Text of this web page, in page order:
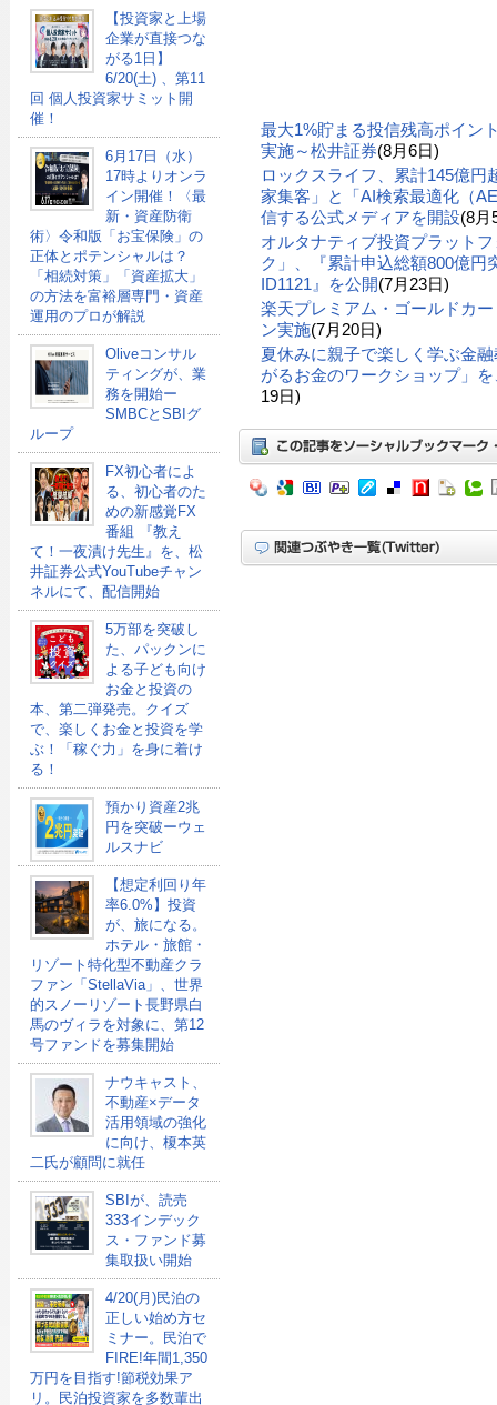
【投資家と上場
企業が直接つな
がる1日】
6/20(土) 、第11
回 個人投資家サミット開
催！
6月17日（水）
17時よりオンラ
イン開催！〈最
新・資産防衛
術〉令和版「お宝保険」の
正体とポテンシャルは？
「相続対策」「資産拡大」
の方法を富裕層専門・資産
運用のプロが解説
Oliveコンサル
ティングが、業
務を開始ー
SMBCとSBIグ
ループ
FX初心者によ
る、初心者のた
めの新感覚FX
番組 『教え
て！一夜漬け先生』を、松
井証券公式YouTubeチャン
ネルにて、配信開始
5万部を突破し
た、パックンに
よる子ども向け
お金と投資の
本、第二弾発売。クイズ
で、楽しくお金と投資を学
ぶ！「稼ぐ力」を身に着け
る！
預かり資産2兆
円を突破ーウェ
ルスナビ
【想定利回り年
率6.0%】投資
が、旅になる。
ホテル・旅館・
リゾート特化型不動産クラ
ファン「StellaVia」、世界
的スノーリゾート長野県白
馬のヴィラを対象に、第12
号ファンドを募集開始
ナウキャスト、
不動産×データ
活用領域の強化
に向け、榎本英
二氏が顧問に就任
SBIが、読売
333インデック
ス・ファンド募
集取扱い開始
4/20(月)民泊の
正しい始め方セ
ミナー。民泊で
FIRE!年間1,350
万円を目指す!節税効果ア
リ。民泊投資家を多数輩出
最大1%貯まる投信残高ポイン
実施～松井証券(8月6日)
ロックスライフ、累計145億円
家集客」と「AI検索最適化（
信する公式メディアを開設(8月
オルタナティブ投資プラット
ク」、『累計申込総額800億円
ID1121』を公開(7月23日)
楽天プレミアム・ゴールドカ
ン実施(7月20日)
夏休みに親子で楽しく学ぶ金
がるお金のワークショップ」
19日)